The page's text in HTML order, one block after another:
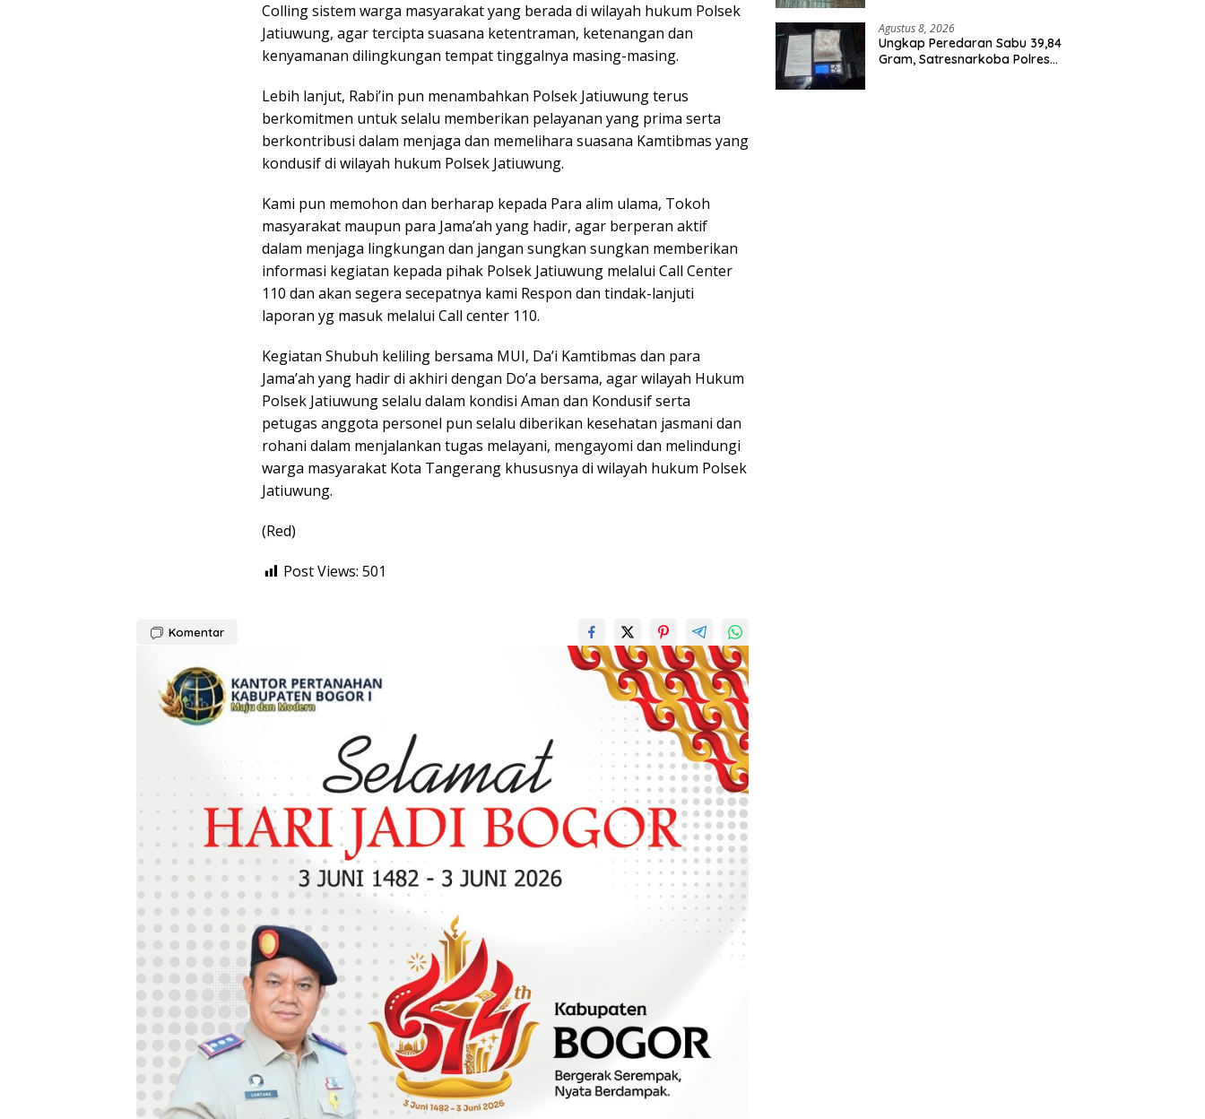
Colling sistem warga masyarakat yang berada di wilayah hukum Polsek
Jatiuwung, agar tercipta suasana ketentraman, ketenangan dan
kenyamanan dilingkungan tempat tinggalnya masing-masing.
Lebih lanjut, Rabi’in pun menambahkan Polsek Jatiuwung terus
berkomitmen untuk selalu memberikan pelayanan yang prima serta
berkontribusi dalam menjaga dan memelihara suasana Kamtibmas yang
kondusif di wilayah hukum Polsek Jatiuwung.
Kami pun memohon dan berharap kepada Para alim ulama, Tokoh
masyarakat maupun para Jama’ah yang hadir, agar berperan aktif
dalam menjaga lingkungan dan jangan sungkan sungkan memberikan
informasi kegiatan kepada pihak Polsek Jatiuwung melalui Call Center
110 dan akan segera secepatnya kami Respon dan tindak-lanjuti
laporan yg masuk melalui Call center 110.
Kegiatan Shubuh keliling bersama MUI, Da’i Kamtibmas dan para
Jama’ah yang hadir di akhiri dengan Do’a bersama, agar wilayah Hukum
Polsek Jatiuwung selalu dalam kondisi Aman dan Kondusif serta
petugas anggota personel pun selalu diberikan kesehatan jasmani dan
rohani dalam menjalankan tugas melayani, mengayomi dan melindungi
warga masyarakat Kota Tangerang khususnya di wilayah hukum Polsek
Jatiuwung.
(Red)
Post Views: 501
Komentar
Agustus 8, 2026
Ungkap Peredaran Sabu 39,84
Gram, Satresnarkoba Polres